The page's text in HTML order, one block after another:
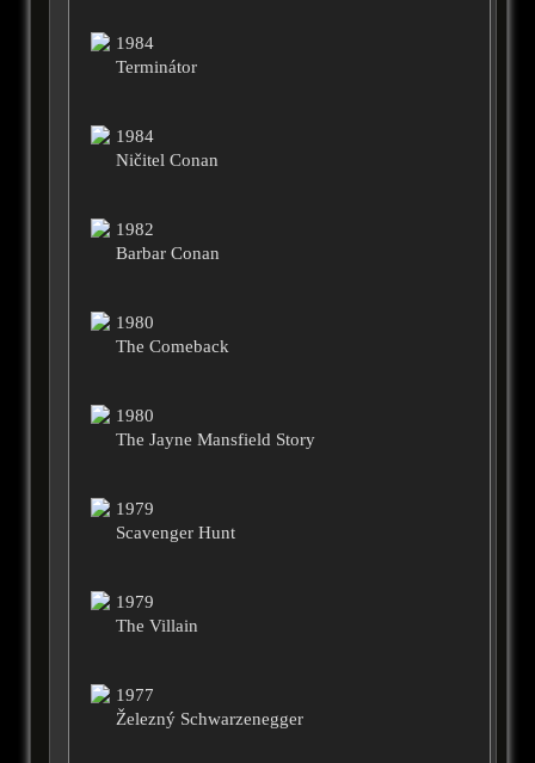
1984
Terminátor
1984
Ničitel Conan
1982
Barbar Conan
1980
The Comeback
1980
The Jayne Mansfield Story
1979
Scavenger Hunt
1979
The Villain
1977
Železný Schwarzenegger